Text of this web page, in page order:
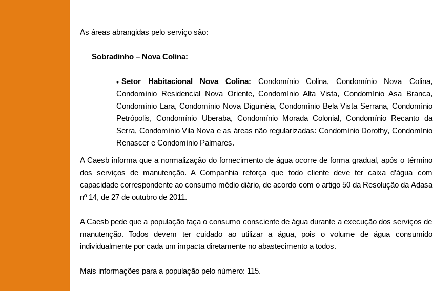
As áreas abrangidas pelo serviço são:
Sobradinho – Nova Colina:
Setor Habitacional Nova Colina: Condomínio Colina, Condomínio Nova Colina,
Condomínio Residencial Nova Oriente, Condomínio Alta Vista, Condomínio Asa Branca,
Condomínio Lara, Condomínio Nova Diguinéia, Condomínio Bela Vista Serrana, Condomínio
Petrópolis, Condomínio Uberaba, Condomínio Morada Colonial, Condomínio Recanto da
Serra, Condomínio Vila Nova e as áreas não regularizadas: Condomínio Dorothy, Condomínio
Renascer e Condomínio Palmares.
A Caesb informa que a normalização do fornecimento de água ocorre de forma gradual, após o término
dos serviços de manutenção. A Companhia reforça que todo cliente deve ter caixa d’água com
capacidade correspondente ao consumo médio diário, de acordo com o artigo 50 da Resolução da Adasa
nº 14, de 27 de outubro de 2011.
A Caesb pede que a população faça o consumo consciente de água durante a execução dos serviços de
manutenção. Todos devem ter cuidado ao utilizar a água, pois o volume de água consumido
individualmente por cada um impacta diretamente no abastecimento a todos.
Mais informações para a população pelo número: 115.